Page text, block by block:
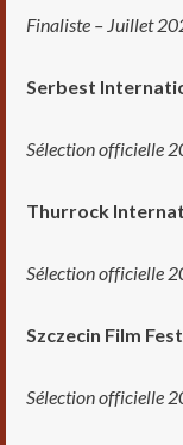
Finaliste – Juillet
Serbest
Sélection officielle
Thurrock
Sélection officielle
Szczecin Film
Sélection officielle